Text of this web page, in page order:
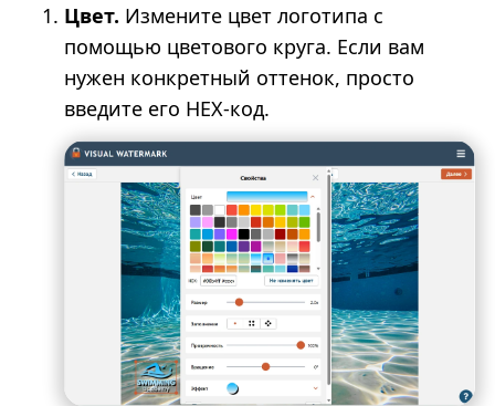
Цвет. Измените цвет логотипа с
помощью цветового круга. Если вам
нужен конкретный оттенок, просто
введите его HEX-код.